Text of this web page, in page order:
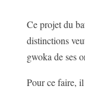
Ce projet du
distinctions
gwoka de ses
Pour ce faire, il